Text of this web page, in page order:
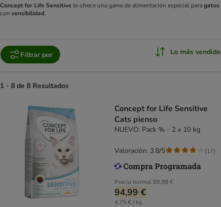
Concept for Life Sensitive te ofrece una gama de alimentación especial paragatos
con sensibilidad.
Filtrar por Lo más vendido
1 - 8 de 8 Resultados
Concept for Life Sensitive
Cats pienso
NUEVO: Pack % - 2 x 10 kg
Precio normal99,98 €
94,99 €
4,75 € / kg
Valoración: 3.8/5 (17)